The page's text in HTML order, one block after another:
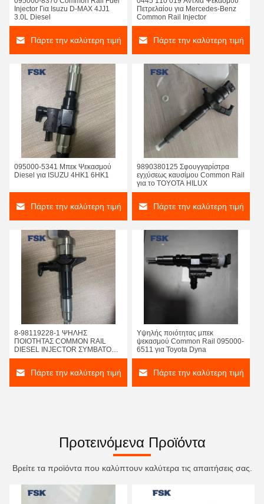
Injector Για Isuzu D-MAX 4JJ1
3.0L Diesel
Πάρτε την καλύτερη τιμή
Πετρελαίου για Mercedes-Benz
Common Rail Injector
Πάρτε την καλύτερη τιμή
095000-5341 Μπεκ Ψεκασμού
Diesel για ISUZU 4HK1 6HK1
Πάρτε την καλύτερη τιμή
9890380125 Σφουγγαρίστρα
εγχύσεως καυσίμου Common Rail
για το TOYOTA HILUX
Πάρτε την καλύτερη τιμή
8-98119228-1 ΨΗΛΗΣ
ΠΟΙΟΤΗΤΑΣ COMMON RAIL
DIESEL INJECTOR ΣΥΜΒΑΤΟ
ΜΕ ISUZU
Πάρτε την καλύτερη τιμή
Υψηλής ποιότητας μπεκ
ψεκασμού Common Rail 095000-
6511 για Toyota Dyna
Πάρτε την καλύτερη τιμή
Προτεινόμενα Προϊόντα
Βρείτε τα προϊόντα που καλύπτουν καλύτερα τις απαιτήσεις σας.